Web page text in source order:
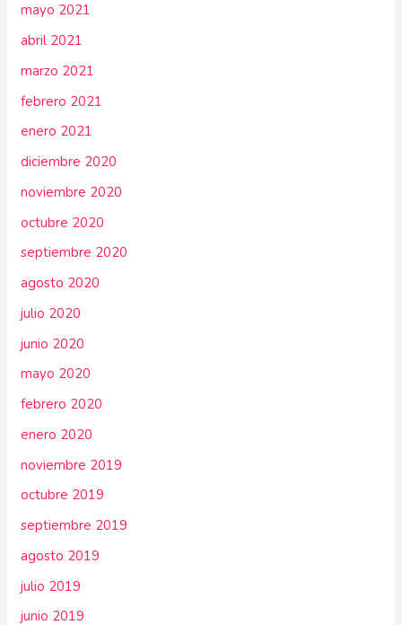
mayo 2021
abril 2021
marzo 2021
febrero 2021
enero 2021
diciembre 2020
noviembre 2020
octubre 2020
septiembre 2020
agosto 2020
julio 2020
junio 2020
mayo 2020
febrero 2020
enero 2020
noviembre 2019
octubre 2019
septiembre 2019
agosto 2019
julio 2019
junio 2019